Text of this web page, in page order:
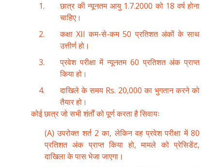
छात्र की न्यूनतम आयु 1.7.2000 को 18 वर्ष होना
चाहिए।
कक्षा XII कम-से-कम 50 प्रतिशत अंकों के साथ
उत्तीर्ण हो।
प्रवेश परीक्षा में न्यूनतम 60 प्रतिशत अंक प्राप्त
किया हो।
दाखिले के समय Rs. 20,000 का भुगतान करने को
तैयार हो।
कोई छात्र जो सभी शंर्तों को पूर्ण करता है सिवायः
(A) उपरोक्त शर्त 2 का, लेकिन वह प्रवेश परीक्षा में 80
प्रतिशत अंक प्राप्त किया हो, मामले को प्रेसिडेंट,
दाखिला के पास भेजा जाएगा।